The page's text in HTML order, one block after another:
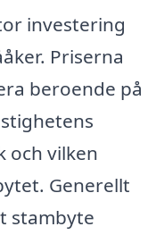
investering
Priserna
beroende på
och vilken
Generellt
stambyte